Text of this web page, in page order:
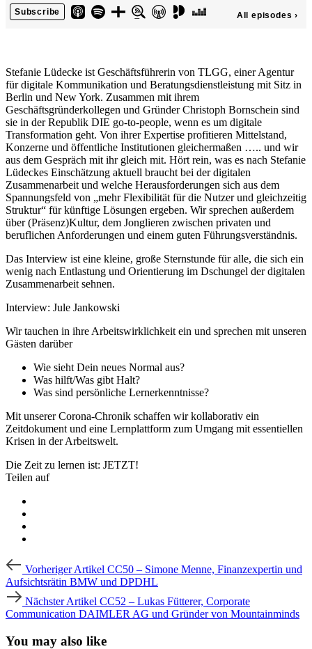
Stefanie Lüdecke ist Geschäftsführerin von TLGG, einer Agentur
für digitale Kommunikation und Beratungsdienstleistung mit Sitz in
Berlin und New York. Zusammen mit ihrem
Geschäftsgründerkollegen und Gründer Christoph Bornschein sind
sie in der Republik DIE go-to-people, wenn es um digitale
Transformation geht. Von ihrer Expertise profitieren Mittelstand,
Konzerne und öffentliche Institutionen gleichermaßen ….. und wir
aus dem Gespräch mit ihr gleich mit. Hört rein, was es nach Stefanie
Lüdeckes Einschätzung aktuell braucht bei der digitalen
Zusammenarbeit und welche Herausforderungen sich aus dem
Spannungsfeld von „mehr Flexibilität für die Nutzer und gleichzeitig
Struktur“ für künftige Lösungen ergeben. Wir sprechen außerdem
über (Präsenz)Kultur, dem Jonglieren zwischen privaten und
beruflichen Anforderungen und einem guten Führungsverständnis.
Das Interview ist eine kleine, große Sternstunde für alle, die sich ein
wenig nach Entlastung und Orientierung im Dschungel der digitalen
Zusammenarbeit sehnen.
Interview: Jule Jankowski
Wir tauchen in ihre Arbeitswirklichkeit ein und sprechen mit unseren
Gästen darüber
Wie sieht Dein neues Normal aus?
Was hilft/Was gibt Halt?
Was sind persönliche Lernerkenntnisse?
Mit unserer Corona-Chronik schaffen wir kollaborativ ein
Zeitdokument und eine Lernplattform zum Umgang mit essentiellen
Krisen in der Arbeitswelt.
Die Zeit zu lernen ist: JETZT!
Teilen auf
Beitragsnavigation
Artikel
Vorheriger Artikel CC50 – Simone Menne, Finanzexpertin und
Aufsichtsrätin BMW und DPDHL
Artikel
Nächster Artikel CC52 – Lukas Fütterer, Corporate
Communication DAIMLER AG und Gründer von Mountainminds
You may also like